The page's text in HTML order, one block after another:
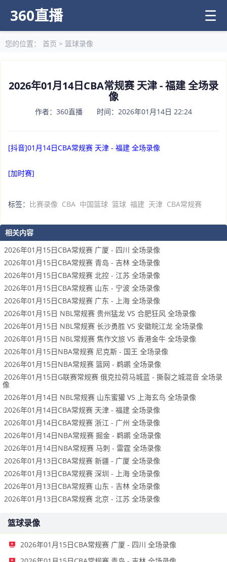
360直播 ☰
您的位置： 首页 > 篮球录像
2026年01月14日CBA常规赛 天津 - 福建 全场录
像
作者：360直播 时间：2026年01月14日 22:24
[抖音]01月14日CBA常规赛 天津 - 福建 全场录像
[加时赛]
标签： 比赛录像 CBA 中国篮球 篮球 福建 天津 CBA常规赛
相关内容
2026年01月15日CBA常规赛 广厦 - 四川 全场录像
2026年01月15日CBA常规赛 青岛 - 吉林 全场录像
2026年01月15日CBA常规赛 北控 - 江苏 全场录像
2026年01月15日CBA常规赛 山东 - 宁波 全场录像
2026年01月15日CBA常规赛 广东 - 上海 全场录像
2026年01月15日 NBL常规赛 贵州猛龙 VS 合肥狂风 全场录像
2026年01月15日 NBL常规赛 长沙勇胜 VS 安徽皖江龙 全场录像
2026年01月15日 NBL常规赛 焦作文旅 VS 香港金牛 全场录像
2026年01月15日NBA常规赛 尼克斯 - 国王 全场录像
2026年01月15日NBA常规赛 篮网 - 鹈鹕 全场录像
2026年01月15日G联赛常规赛 俄克拉荷马城蓝 - 撕裂之城混音 全场录
像
2026年01月14日 NBL常规赛 山东蜜獾 VS 上海玄鸟 全场录像
2026年01月14日CBA常规赛 天津 - 福建 全场录像
2026年01月14日CBA常规赛 浙江 - 广州 全场录像
2026年01月14日NBA常规赛 掘金 - 鹈鹕 全场录像
2026年01月14日NBA常规赛 马刺 - 雷霆 全场录像
2026年01月13日CBA常规赛 新疆 - 广厦 全场录像
2026年01月13日CBA常规赛 深圳 - 上海 全场录像
2026年01月13日CBA常规赛 山东 - 吉林 全场录像
2026年01月13日CBA常规赛 北京 - 江苏 全场录像
篮球录像
2026年01月15日CBA常规赛 广厦 - 四川 全场录像